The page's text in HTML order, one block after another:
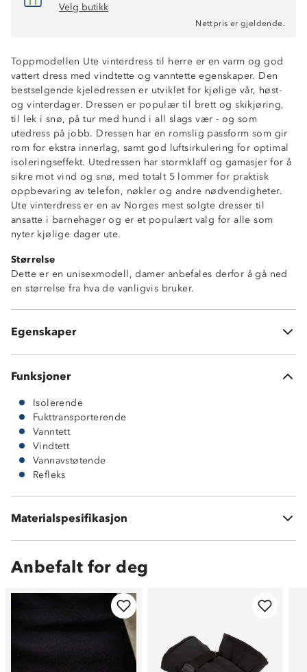
Velg butikk
Nettpris er gjeldende.
Toppmodellen Ute vinterdress til herre er en varm og god
vattert dress med vindtette og vanntette egenskaper. Den
bestselgende kjeledressen er utviklet for kjølige vår, høst-
og vinterdager. Dressen er populær til brett og skikjøring,
til lek i snø, på tur med hund i all slags vær - og som
utedress på jobb. Dressen har en romslig passform som gir
rom for ekstra innerlag, samt god luftsirkulering for optimal
isoleringseffekt. Utedressen har stormklaff og gamasjer for å
sikre mot vind og snø, med totalt 5 lommer for praktisk
oppbevaring av telefon, nøkler og andre nødvendigheter.
Ute vinterdress er en av Norges mest solgte dresser til
ansatte i barnehager og er et populært valg for alle som
nyter kjølige dager ute.
Størrelse
Dette er en unisexmodell, damer anbefales derfor å gå ned
en størrelse fra hva de vanligvis bruker.
Egenskaper
Vanntett, 15 000 mm vannsøyle
3-sesongs: høst-vinter-vår
Toppmodell
Vindtett
Fukttransporterende (6 000g/m2/24t)
Tapede sømmer
ProreTex® 15-6 membran
Vannavstøtende glidelåser
Noe oversized passform
Stormklaff i front
Totalt 5 lommer
2 glidelåslommer
2 innerlommer
Ventilasjonsåpninger under armene
Avtagbar hette med justeringsmuligheter
Hakebeskytter på glidelås
Snøgamasjer i beina
Funksjoner
Isolerende
Fukttransporterende
Vanntett
Vindtett
Vannavstøtende
Refleks
Materialspesifikasjon
Vattering: 100 % polyester
Anbefalt for deg